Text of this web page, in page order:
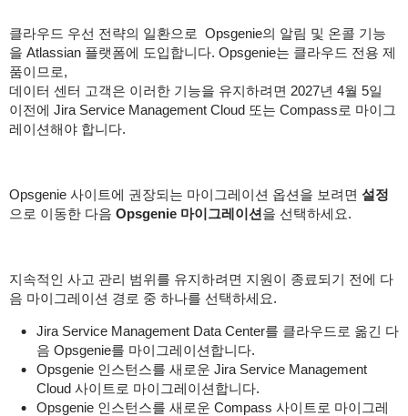
클라우드 우선 전략의 일환으로 Opsgenie의 알림 및 온콜 기능
을 Atlassian 플랫폼에 도입합니다. Opsgenie는 클라우드 전용 제
품이므로,
데이터 센터 고객은 이러한 기능을 유지하려면 2027년 4월 5일
이전에 Jira Service Management Cloud 또는 Compass로 마이그
레이션해야 합니다.
Opsgenie 사이트에 권장되는 마이그레이션 옵션을 보려면 설정
으로 이동한 다음 Opsgenie 마이그레이션을 선택하세요.
지속적인 사고 관리 범위를 유지하려면 지원이 종료되기 전에 다
음 마이그레이션 경로 중 하나를 선택하세요.
Jira Service Management Data Center를 클라우드로 옮긴 다
음 Opsgenie를 마이그레이션합니다.
Opsgenie 인스턴스를 새로운 Jira Service Management
Cloud 사이트로 마이그레이션합니다.
Opsgenie 인스턴스를 새로운 Compass 사이트로 마이그레